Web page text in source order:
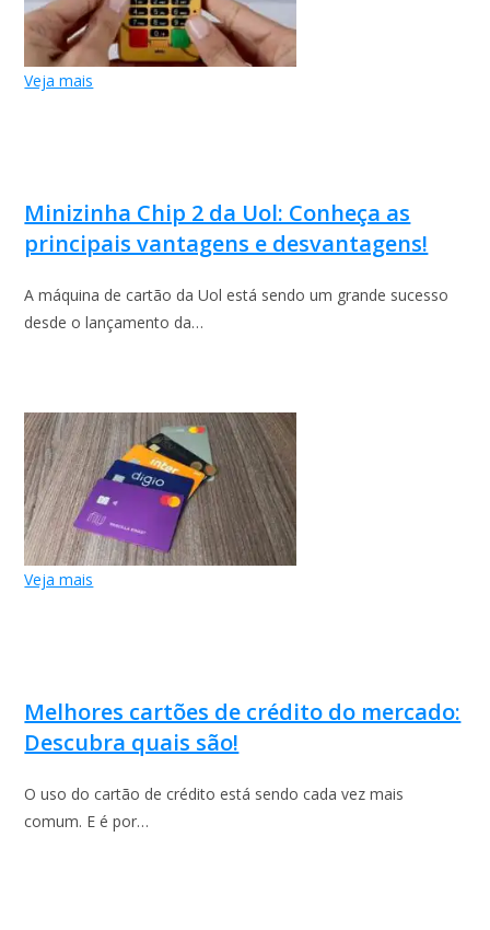
Veja mais
Minizinha Chip 2 da Uol: Conheça as
principais vantagens e desvantagens!
A máquina de cartão da Uol está sendo um grande sucesso
desde o lançamento da…
Veja mais
Melhores cartões de crédito do mercado:
Descubra quais são!
O uso do cartão de crédito está sendo cada vez mais
comum. E é por…